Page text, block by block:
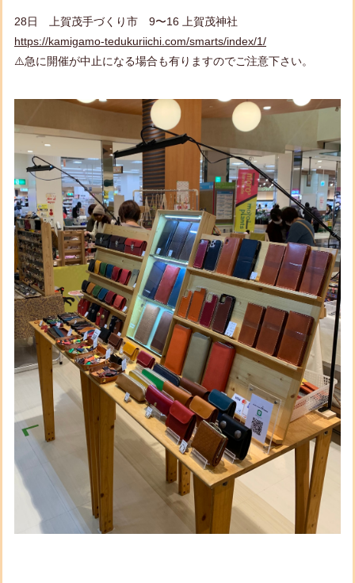
28日 上賀茂手づくり市 9〜16 上賀茂神社
https://kamigamo-tedukuriichi.com/smarts/index/1/
⚠️急に開催が中止になる場合も有りますのでご注意下さい。